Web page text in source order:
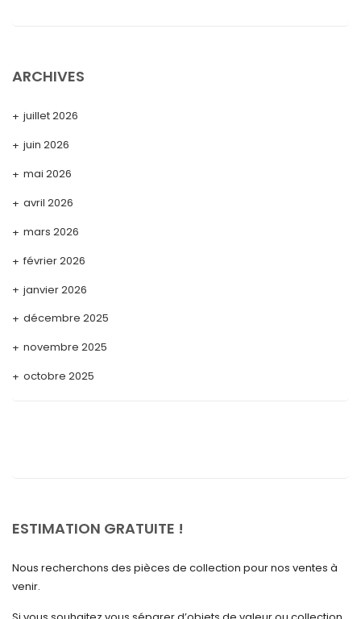
ARCHIVES
juillet 2026
juin 2026
mai 2026
avril 2026
mars 2026
février 2026
janvier 2026
décembre 2025
novembre 2025
octobre 2025
avril 2025
février 2025
ESTIMATION GRATUITE !
Nous recherchons des pièces de collection pour nos ventes à
venir.